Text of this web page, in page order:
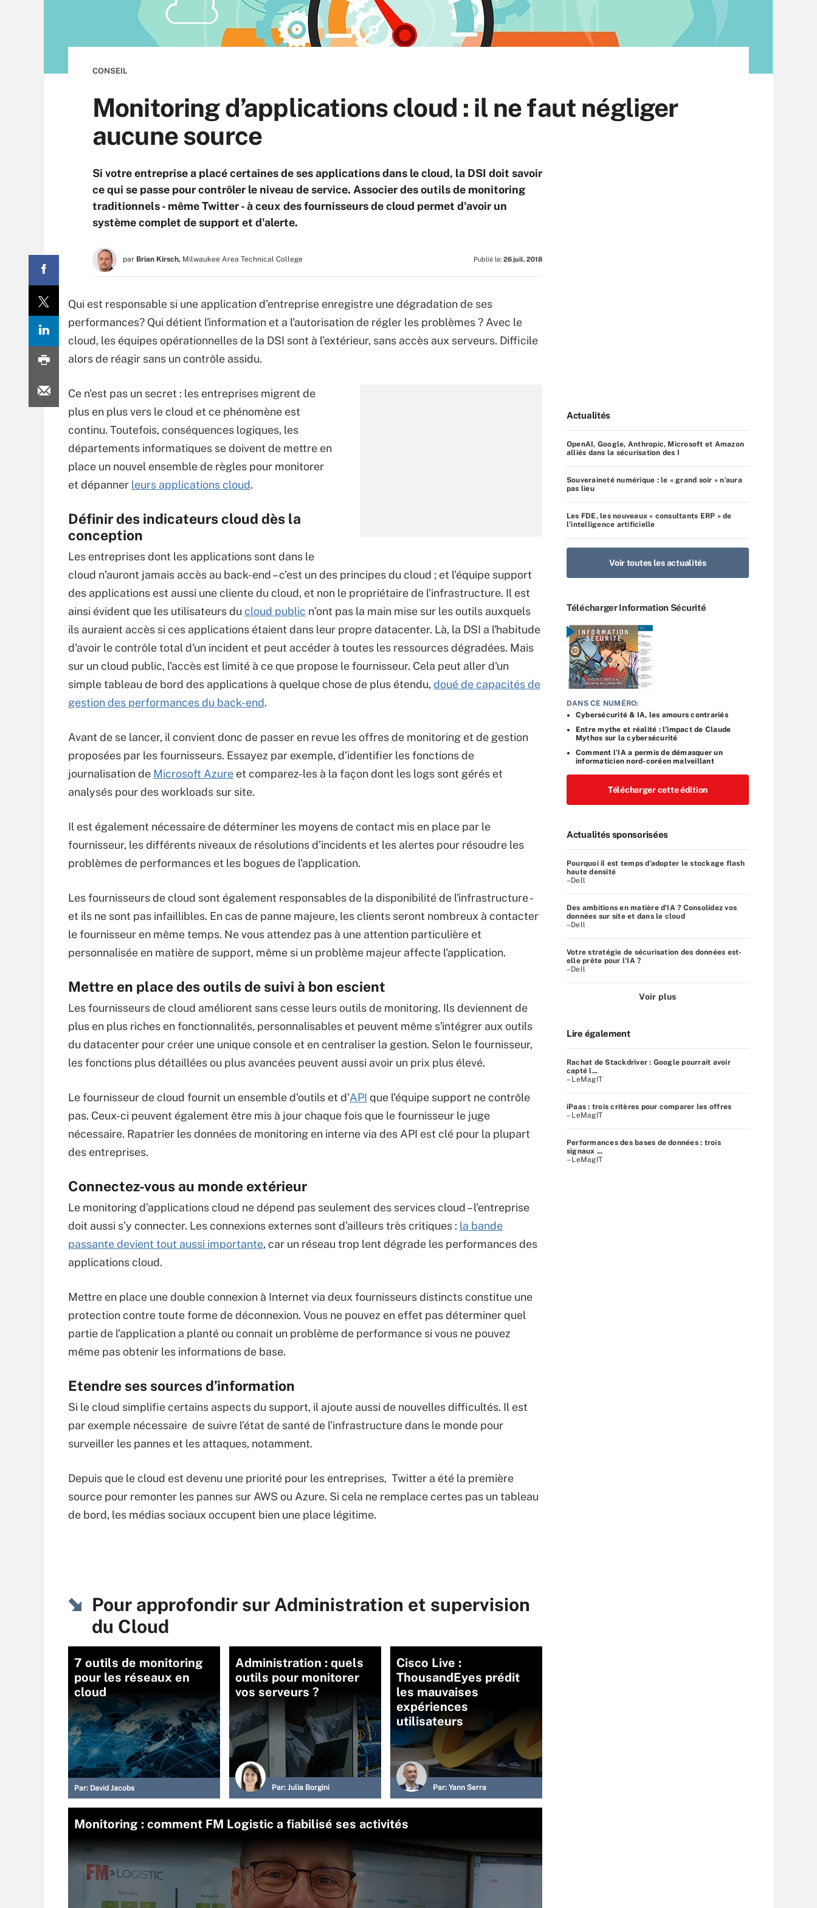
CONSEIL
Monitoring d’applications cloud : il ne faut négliger
aucune source
Si votre entreprise a placé certaines de ses applications dans le cloud, la DSI doit savoir
ce qui se passe pour contrôler le niveau de service. Associer des outils de monitoring
traditionnels - même Twitter - à ceux des fournisseurs de cloud permet d'avoir un
système complet de support et d'alerte.
par Brian Kirsch, Milwaukee Area Technical College Publié le: 26 juil. 2018
Qui est responsable si une application d’entreprise enregistre une dégradation de ses
performances? Qui détient l'information et a l'autorisation de régler les problèmes ? Avec le
cloud, les équipes opérationnelles de la DSI sont à l’extérieur, sans accès aux serveurs. Difficile
alors de réagir sans un contrôle assidu.
Ce n'est pas un secret : les entreprises migrent de
plus en plus vers le cloud et ce phénomène est
continu. Toutefois, conséquences logiques, les
départements informatiques se doivent de mettre en
place un nouvel ensemble de règles pour monitorer
et dépanner leurs applications cloud.
Définir des indicateurs cloud dès la
conception
Les entreprises dont les applications sont dans le
cloud n’auront jamais accès au back-end – c’est un des principes du cloud ; et l'équipe support
des applications est aussi une cliente du cloud, et non le propriétaire de l’infrastructure. Il est
ainsi évident que les utilisateurs du cloud public n’ont pas la main mise sur les outils auxquels
ils auraient accès si ces applications étaient dans leur propre datacenter. Là, la DSI a l'habitude
d'avoir le contrôle total d'un incident et peut accéder à toutes les ressources dégradées. Mais
sur un cloud public, l'accès est limité à ce que propose le fournisseur. Cela peut aller d'un
simple tableau de bord des applications à quelque chose de plus étendu, doué de capacités de
gestion des performances du back-end.
Avant de se lancer, il convient donc de passer en revue les offres de monitoring et de gestion
proposées par les fournisseurs. Essayez par exemple, d’identifier les fonctions de
journalisation de Microsoft Azure et comparez-les à la façon dont les logs sont gérés et
analysés pour des workloads sur site.
Il est également nécessaire de déterminer les moyens de contact mis en place par le
fournisseur, les différents niveaux de résolutions d’incidents et les alertes pour résoudre les
problèmes de performances et les bogues de l'application.
Les fournisseurs de cloud sont également responsables de la disponibilité de l'infrastructure -
et ils ne sont pas infaillibles. En cas de panne majeure, les clients seront nombreux à contacter
le fournisseur en même temps. Ne vous attendez pas à une attention particulière et
personnalisée en matière de support, même si un problème majeur affecte l'application.
Mettre en place des outils de suivi à bon escient
Les fournisseurs de cloud améliorent sans cesse leurs outils de monitoring. Ils deviennent de
plus en plus riches en fonctionnalités, personnalisables et peuvent même s'intégrer aux outils
du datacenter pour créer une unique console et en centraliser la gestion. Selon le fournisseur,
les fonctions plus détaillées ou plus avancées peuvent aussi avoir un prix plus élevé.
Le fournisseur de cloud fournit un ensemble d'outils et d'API que l'équipe support ne contrôle
pas. Ceux-ci peuvent également être mis à jour chaque fois que le fournisseur le juge
nécessaire. Rapatrier les données de monitoring en interne via des API est clé pour la plupart
des entreprises.
Connectez-vous au monde extérieur
Le monitoring d’applications cloud ne dépend pas seulement des services cloud – l’entreprise
doit aussi s’y connecter. Les connexions externes sont d’ailleurs très critiques : la bande
passante devient tout aussi importante, car un réseau trop lent dégrade les performances des
applications cloud.
Mettre en place une double connexion à Internet via deux fournisseurs distincts constitue une
protection contre toute forme de déconnexion. Vous ne pouvez en effet pas déterminer quel
partie de l’application a planté ou connait un problème de performance si vous ne pouvez
même pas obtenir les informations de base.
Etendre ses sources d’information
Si le cloud simplifie certains aspects du support, il ajoute aussi de nouvelles difficultés. Il est
par exemple nécessaire de suivre l’état de santé de l’infrastructure dans le monde pour
surveiller les pannes et les attaques, notamment.
Depuis que le cloud est devenu une priorité pour les entreprises, Twitter a été la première
source pour remonter les pannes sur AWS ou Azure. Si cela ne remplace certes pas un tableau
de bord, les médias sociaux occupent bien une place légitime.
Pour approfondir sur Administration et supervision
du Cloud
7 outils de monitoring
pour les réseaux en
cloud
Par: David Jacobs
Administration : quels
outils pour monitorer
vos serveurs ?
Par: Julia Borgini
Cisco Live :
ThousandEyes prédit
les mauvaises
expériences
utilisateurs
Par: Yann Serra
Monitoring : comment FM Logistic a fiabilisé ses activités
Actualités
OpenAI, Google, Anthropic, Microsoft et Amazon
alliés dans la sécurisation des I
Souveraineté numérique : le « grand soir » n’aura
pas lieu
Les FDE, les nouveaux « consultants ERP » de
l’intelligence artificielle
Voir toutes les actualités
Télécharger Information Sécurité
DANS CE NUMÉRO:
Cybersécurité & IA, les amours contrariés
Entre mythe et réalité : l’impact de Claude
Mythos sur la cybersécurité
Comment l’IA a permis de démasquer un
informaticien nord-coréen malveillant
Télécharger cette édition
Actualités sponsorisées
Pourquoi il est temps d’adopter le stockage flash
haute densité
–Dell
Des ambitions en matière d'IA ? Consolidez vos
données sur site et dans le cloud
–Dell
Votre stratégie de sécurisation des données est-
elle prête pour l'IA ?
–Dell
Voir plus
Lire également
Rachat de Stackdriver : Google pourrait avoir
capté l...
– LeMagIT
iPaas : trois critères pour comparer les offres
– LeMagIT
Performances des bases de données : trois
signaux ...
– LeMagIT